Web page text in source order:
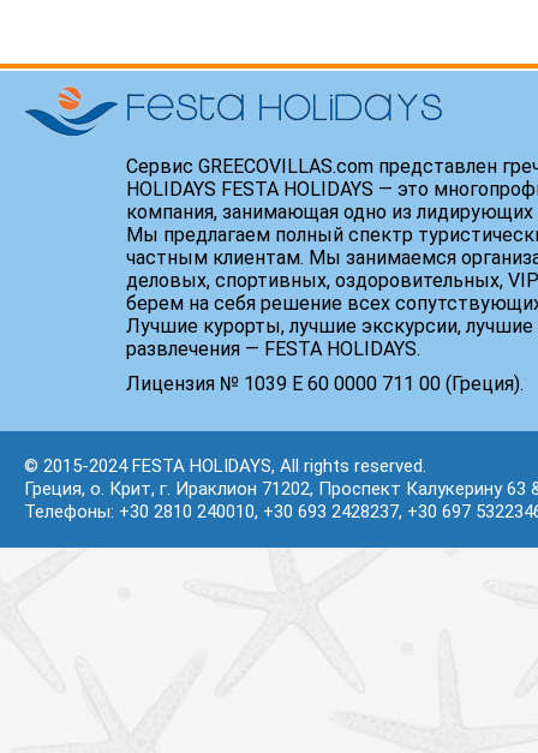
Сервис GREECOVILLAS.com представлен
HOLIDAYS FESTA HOLIDAYS — это
компания, занимающая одно из
Мы предлагаем полный спектр
частным клиентам. Мы занимаемся
деловых, спортивных, оздоровительных,
берем на себя решение всех
Лучшие курорты, лучшие экскурсии, лучшие
развлечения — FESTA HOLIDAYS.
Лицензия № 1039 Е 60 0000 711 00 (Греция).
© 2015-2024 FESTA HOLIDAYS, All rights reserved.
Греция, о. Крит, г. Ираклион 71202, Проспект Калукерину 63
Телефоны: +30 2810 240010, +30 693 2428237, +30 697